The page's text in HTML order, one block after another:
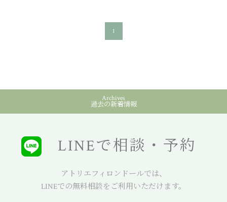
1
Archives
過去の新着情報
LINEで相談・予約
アトリエフィロンドールでは、
LINEでの無料相談をご利用いただけます。